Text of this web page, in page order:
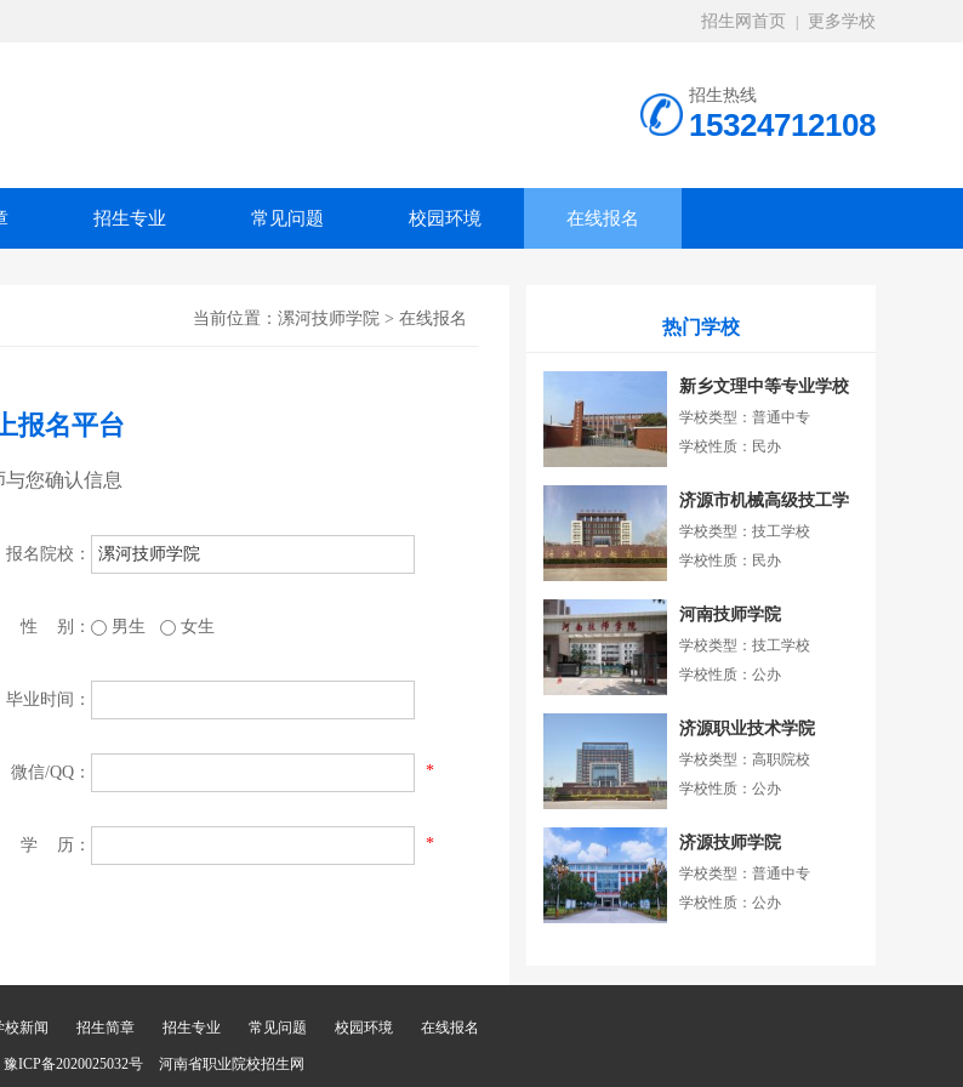
招生网首页 更多学校
招生热线
15324712108
招生专业 常见问题 校园环境 在线报名
当前位置： 漯河技师学院 > 在线报名
报名平台
您确认信息
报名院校：
性 别： 男生 女生
毕业时间：
微信/QQ： *
学 历： *
热门学校
新乡文理中等专业学校
学校类型：普通中专
学校性质：民办
济源市机械高级技工学
校
学校类型：技工学校
学校性质：民办
河南技师学院
学校类型：技工学校
学校性质：公办
济源职业技术学院
学校类型：高职院校
学校性质：公办
济源技师学院
学校类型：普通中专
学校性质：公办
校新闻 招生简章 招生专业 常见问题 校园环境 在线报名
豫ICP备2020025032号 河南省职业院校招生网